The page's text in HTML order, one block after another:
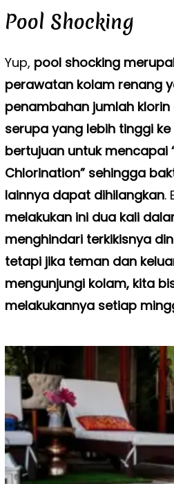
Pool Shocking
Yup, pool shocking
perawatan kolam renang
penambahan jumlah
serupa yang lebih tinggi
bertujuan untuk mencapai
Chlorination” sehingga
lainnya dapat dihilangkan.
melakukan ini dua kali
menghindari terkikisnya
tetapi jika teman dan
mengunjungi kolam, kita
melakukannya setiap